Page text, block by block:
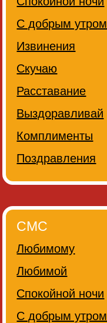
С добрым утром
Извинения
Скучаю
Расставание
Выздоравливай
Комплименты
Поздравления
СМС
Любимому
Любимой
Спокойной ночи
С добрым утром